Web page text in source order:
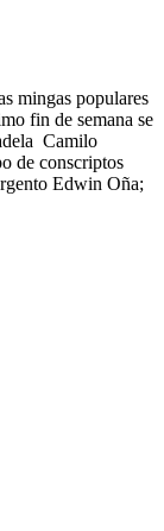
mingas populares
fin de semana se
Camilo
de conscriptos
Edwin Oña;